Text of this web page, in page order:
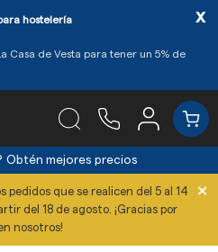
hostelería
Casa de Vesta para tener un 5% de
x
Obtén mejores precios
pedidos que se realicen del 5 al 14
del 18 de agosto. ¡Gracias por
nosotros!
×